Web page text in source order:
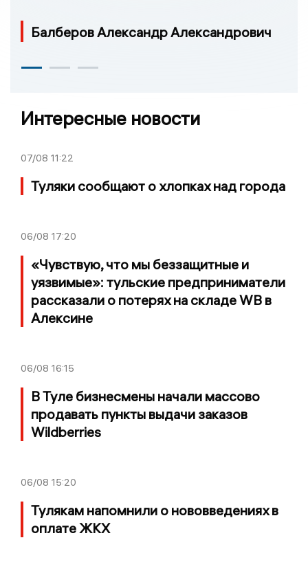
Балберов Александр Александрович
Интересные новости
07/08 11:22
Туляки сообщают о хлопках над города
06/08 17:20
«Чувствую, что мы беззащитные и
уязвимые»: тульские предприниматели
рассказали о потерях на складе WB в
Алексине
06/08 16:15
В Туле бизнесмены начали массово
продавать пункты выдачи заказов
Wildberries
06/08 15:20
Тулякам напомнили о нововведениях в
оплате ЖКХ